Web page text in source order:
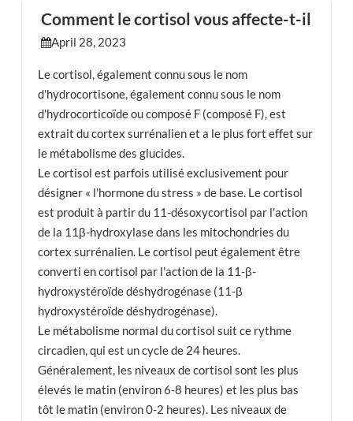
Comment le cortisol vous affecte-t-il
April 28, 2023
Le cortisol, également connu sous le nom
d'hydrocortisone, également connu sous le nom
d'hydrocorticoïde ou composé F (composé F), est
extrait du cortex surrénalien et a le plus fort effet sur
le métabolisme des glucides.
Le cortisol est parfois utilisé exclusivement pour
désigner « l'hormone du stress » de base. Le cortisol
est produit à partir du 11-désoxycortisol par l'action
de la 11β-hydroxylase dans les mitochondries du
cortex surrénalien. Le cortisol peut également être
converti en cortisol par l'action de la 11-β-
hydroxystéroïde déshydrogénase (11-β
hydroxystéroïde déshydrogénase).
Le métabolisme normal du cortisol suit ce rythme
circadien, qui est un cycle de 24 heures.
Généralement, les niveaux de cortisol sont les plus
élevés le matin (environ 6-8 heures) et les plus bas
tôt le matin (environ 0-2 heures). Les niveaux de